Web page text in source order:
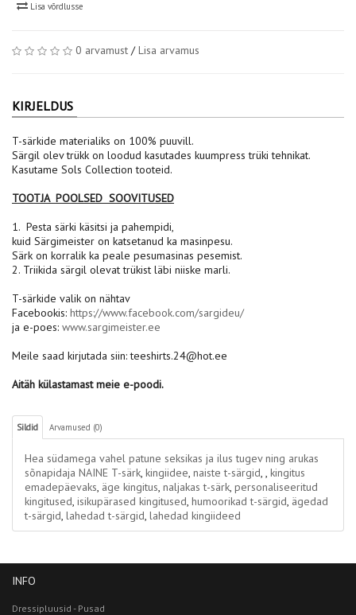
Lisa võrdlusse
0 arvamust /Lisa arvamus
KIRJELDUS
T-särkide materialiks on 100% puuvill.
Särgil olev trükk on loodud kasutades kuumpress trüki tehnikat.
Kasutame Sols Collection tooteid.
TOOTJA POOLSED SOOVITUSED
1. Pesta särki käsitsi ja pahempidi,
kuid Särgimeister on katsetanud ka masinpesu.
Särk on korralik ka peale pesumasinas pesemist.
2. Triikida särgil olevat trükist läbi niiske marli.
T-särkide valik on nähtav
Facebookis: https://www.facebook.com/sargideu/
ja e-poes: www.sargimeister.ee
Meile saad kirjutada siin: teeshirts.24@hot.ee
Aitäh külastamast meie e-poodi.
Sildid Arvamused (0)
Hea südamega vahel patune seksikas ja ilus tugev ning arukas
sõnapidaja NAINE T-särk, kingiidee, naiste t-särgid, , kingitus
emadepäevaks, äge kingitus, naljakas t-särk, personaliseeritud
kingitused, isikupärased kingitused, humoorikad t-särgid, ägedad
t-särgid, lahedad t-särgid, lahedad kingiideed
INFO
Dressipluusid - Pusad